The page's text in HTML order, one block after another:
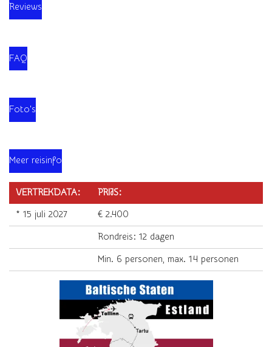
Reviews
FAQ
Foto's
Meer reisinfo
VERTREKDATA: PRIJS:
* 15 juli 2027 € 2.400
Rondreis: 12 dagen
Min. 6 personen, max. 14 personen